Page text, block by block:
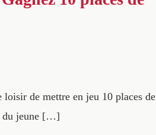
de mettre en jeu 10 places de
du jeune […]